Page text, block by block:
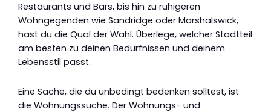
Restaurants und Bars, bis hin zu ruhigeren
Wohngegenden wie Sandridge oder Marshalswick,
hast du die Qual der Wahl. Überlege, welcher Stadtteil
am besten zu deinen Bedürfnissen und deinem
Lebensstil passt.
Eine Sache, die du unbedingt bedenken solltest, ist
die Wohnungssuche. Der Wohnungs- und